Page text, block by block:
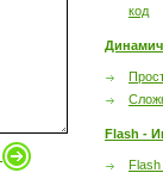
код
Flash -